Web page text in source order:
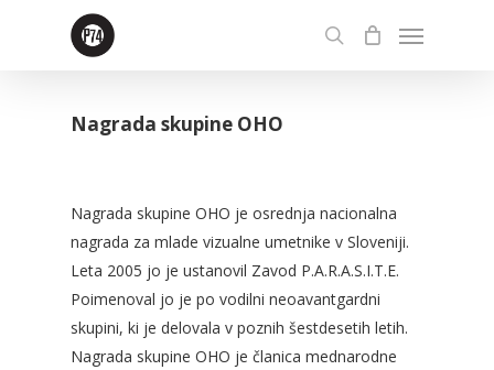
search
Menu
Nagrada skupine OHO
Nagrada skupine OHO je osrednja nacionalna
nagrada za mlade vizualne umetnike v Sloveniji.
Leta 2005 jo je ustanovil Zavod P.A.R.A.S.I.T.E.
Poimenoval jo je po vodilni neoavantgardni
skupini, ki je delovala v poznih šestdesetih letih.
Nagrada skupine OHO je članica mednarodne